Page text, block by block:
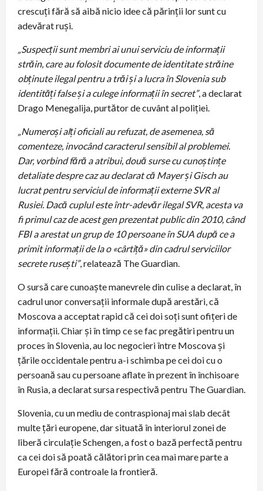
crescuți fără să aibă nicio idee că părinții lor sunt cu
adevărat ruși.
„Suspecții sunt membri ai unui serviciu de informații
străin, care au folosit documente de identitate străine
obținute ilegal pentru a trăi și a lucra în Slovenia sub
identități false și a culege informații în secret”, a declarat
Drago Menegalija, purtător de cuvânt al poliției.
„Numeroși alți oficiali au refuzat, de asemenea, să
comenteze, invocând caracterul sensibil al problemei.
Dar, vorbind fără a atribui, două surse cu cunoștințe
detaliate despre caz au declarat că Mayer și Gisch au
lucrat pentru serviciul de informații externe SVR al
Rusiei. Dacă cuplul este într-adevăr ilegal SVR, acesta va
fi primul caz de acest gen prezentat public din 2010, când
FBI a arestat un grup de 10 persoane în SUA după ce a
primit informații de la o «cârtiță» din cadrul serviciilor
secrete rusești”, relatează The Guardian.
O sursă care cunoaște manevrele din culise a declarat, în
cadrul unor conversații informale după arestări, că
Moscova a acceptat rapid că cei doi soți sunt ofițeri de
informații. Chiar și în timp ce se fac pregătiri pentru un
proces în Slovenia, au loc negocieri între Moscova și
țările occidentale pentru a-i schimba pe cei doi cu o
persoană sau cu persoane aflate în prezent în închisoare
în Rusia, a declarat sursa respectivă pentru The Guardian.
Slovenia, cu un mediu de contraspionaj mai slab decât
multe țări europene, dar situată în interiorul zonei de
liberă circulație Schengen, a fost o bază perfectă pentru
ca cei doi să poată călători prin cea mai mare parte a
Europei fără controale la frontieră.